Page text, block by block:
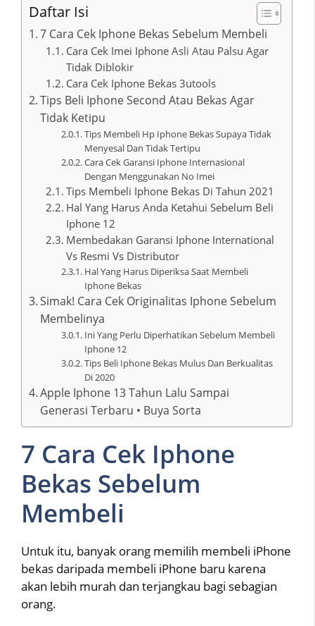
Daftar Isi
7 Cara Cek Iphone Bekas Sebelum Membeli
Cara Cek Imei Iphone Asli Atau Palsu Agar
Tidak Diblokir
Cara Cek Iphone Bekas 3utools
Tips Beli Iphone Second Atau Bekas Agar
Tidak Ketipu
Tips Membeli Hp Iphone Bekas Supaya Tidak
Menyesal Dan Tidak Tertipu
Cara Cek Garansi Iphone Internasional
Dengan Menggunakan No Imei
Tips Membeli Iphone Bekas Di Tahun 2021
Hal Yang Harus Anda Ketahui Sebelum Beli
Iphone 12
Membedakan Garansi Iphone International
Vs Resmi Vs Distributor
Hal Yang Harus Diperiksa Saat Membeli
Iphone Bekas
Simak! Cara Cek Originalitas Iphone Sebelum
Membelinya
Ini Yang Perlu Diperhatikan Sebelum Membeli
Iphone 12
Tips Beli Iphone Bekas Mulus Dan Berkualitas
Di 2020
Apple Iphone 13 Tahun Lalu Sampai
Generasi Terbaru • Buya Sorta
7 Cara Cek Iphone
Bekas Sebelum
Membeli
Untuk itu, banyak orang memilih membeli iPhone
bekas daripada membeli iPhone baru karena
akan lebih murah dan terjangkau bagi sebagian
orang.